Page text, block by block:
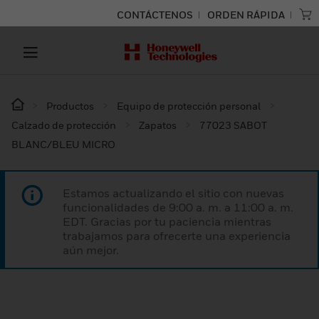
CONTÁCTENOS ORDEN RÁPIDA
Productos
Equipo de protección personal
Calzado de protección
Zapatos
77023 SABOT
BLANC/BLEU MICRO
Estamos actualizando el sitio con nuevas
funcionalidades de 9:00 a. m. a 11:00 a. m.
EDT. Gracias por tu paciencia mientras
trabajamos para ofrecerte una experiencia
aún mejor.